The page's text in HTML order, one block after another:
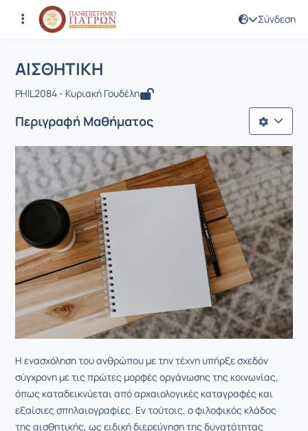
Σύνδεση
Αρχική Σελίδα
Μάθημα : ΑΙΣΘΗΤΙΚΗ
Κωδικός : PHIL2084
ΑΙΣΘΗΤΙΚΗ
PHIL2084 - Κυριακή Γουδέλη
Περιγραφή Μαθήματος
Η ενασχόληση του ανθρώπου με την τέχνη υπήρξε σχεδόν
σύγχρονη με τις πρώτες μορφές οργάνωσης της κοινωνίας,
όπως καταδεικνύεται από αρχαιολογικές καταγραφές και
εξαίσιες σπηλαιογραφίες. Εν τούτοις, ο φιλοφικός κλάδος
της αισθητικής, ως ειδική διερεύνηση της δυνατότητας